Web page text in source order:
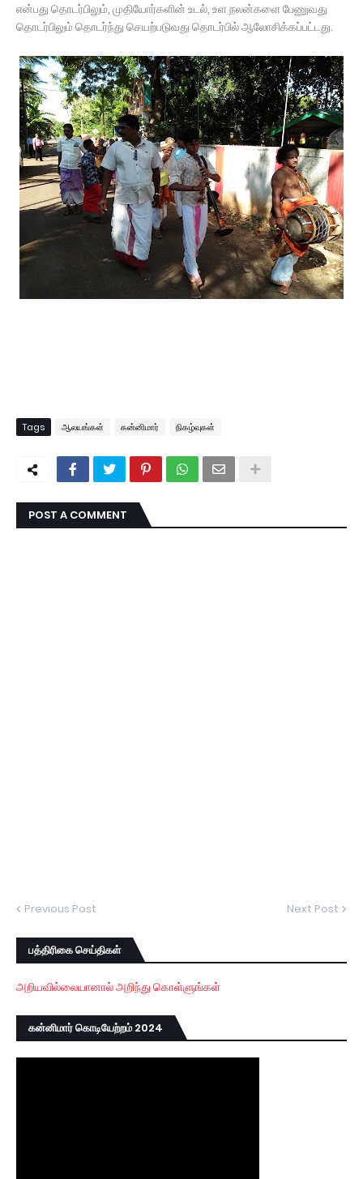
என்பது தொடர்பிலும், முதியோர்களின் உடல், உள நலன்களை பேணுவது
தொடர்பிலும் தொடர்ந்து செயற்படுவது தொடர்பில் ஆலோசிக்கப்பட்டது.
Tags ஆலயங்கள் கன்னிமார் நிகழ்வுகள்
POST A COMMENT
Previous Post Next Post
பத்திரிகை செய்திகள்
அறியவில்லையானால் அறிந்து கொள்ளுங்கள்
கன்னிமார் கொடியேற்றம் 2024